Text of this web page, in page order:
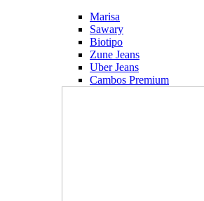
Marisa
Sawary
Biotipo
Zune Jeans
Uber Jeans
Cambos Premium